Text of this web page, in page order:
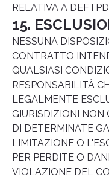
RELATIVA A
15.
NESSUNA
CONTRATTO
QUALSIASI
RESPONSABILITÀ
LEGALMENTE
GIURISDIZIONI NON
DI DETERMINATE
LIMITAZIONE O
PER PERDITE O
VIOLAZIONE DEL